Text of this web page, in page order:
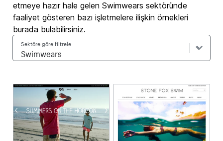
etmeye hazır hale gelen Swimwears sektöründe
faaliyet gösteren bazı işletmelere ilişkin örnekleri
burada bulabilirsiniz.
Sektöre göre filtrele